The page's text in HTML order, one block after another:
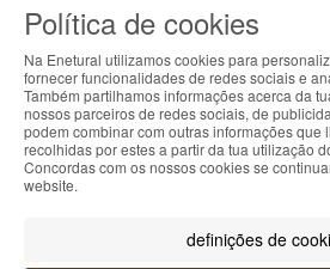
Todos os direitos reservados
apresentadas são válidas
08-2026.
Designed & developed by
Filtrar por
ABOUT THE COOKIES
Enetural handles information
cookies that improve the
website, facilitate sharing via
continuing to browse our site, you
Política de cookies
Na Enetural utilizamos cookies para
fornecer funcionalidades de redes sociais e
Também partilhamos informações acerca da
nossos parceiros de redes sociais, de
podem combinar com outras informações que
recolhidas por estes a partir da tua utilização
Concordas com os nossos cookies se
website.
definições de